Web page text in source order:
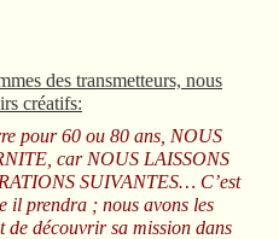
des transmetteurs, nous
créatifs:
pour 60 ou 80 ans, NOUS
car NOUS LAISSONS
SUIVANTES… C’est
il prendra ; nous avons les
de découvrir sa mission dans